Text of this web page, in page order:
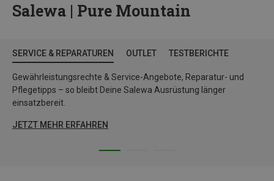
Salewa | Pure Mountain
SERVICE & REPARATUREN OUTLET TESTBERICHTE
Gewährleistungsrechte & Service-Angebote, Reparatur- und
Pflegetipps – so bleibt Deine Salewa Ausrüstung länger
einsatzbereit.
JETZT MEHR ERFAHREN